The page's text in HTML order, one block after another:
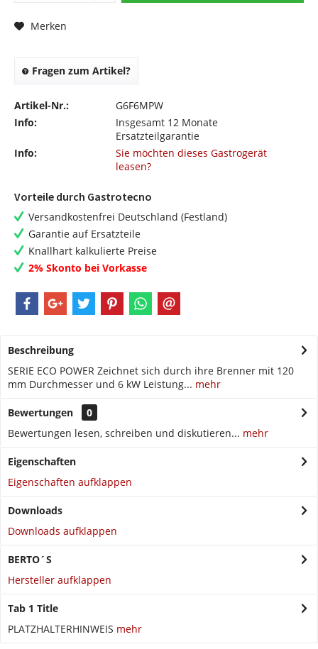
Merken
Fragen zum Artikel?
Artikel-Nr.:
G6F6MPW
Info:
Insgesamt 12 Monate
Ersatzteilgarantie
Info:
Sie möchten dieses Gastrogerät
leasen?
Vorteile durch Gastrotecno
Versandkostenfrei Deutschland (Festland)
Garantie auf Ersatzteile
Knallhart kalkulierte Preise
2% Skonto bei Vorkasse
Beschreibung
SERIE ECO POWER Zeichnet sich durch ihre Brenner mit 120
mm Durchmesser und 6 kW Leistung... mehr
Bewertungen
0
Bewertungen lesen, schreiben und diskutieren... mehr
Eigenschaften
Eigenschaften aufklappen
Downloads
Downloads aufklappen
BERTO´S
Hersteller aufklappen
Tab 1 Title
PLATZHALTERHINWEIS mehr